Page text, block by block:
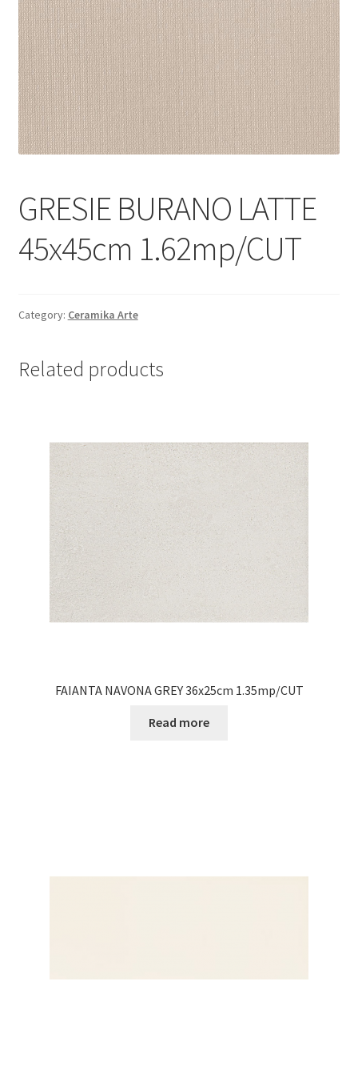
Informatii
Plata si Livrare
Politică de confidențialitate
Politica de cookie
Magazin
Plată
GRESIE BURANO LATTE
45x45cm 1.62mp/CUT
Category: Ceramika Arte
Related products
FAIANTA NAVONA GREY 36x25cm 1.35mp/CUT
Read more